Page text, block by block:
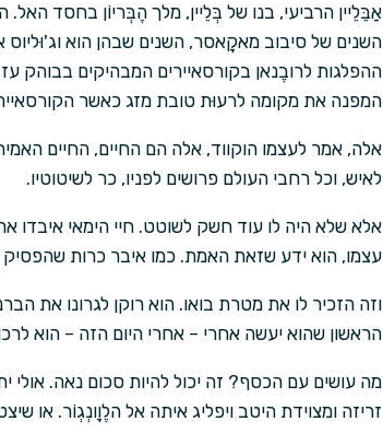
אַבֵּלֵיין הרביעי, בנו של בְּלֵיין, מלך הֶבְּריוֹן בחסד
השנים של סיבוב מאקָאסר, השנים שבהן הוא
ההפלגות לרובֶנאן בקורסאיירים המבהיקים בבוהק
המפנה את מקומה לרעוּת טובת מזג כאשר
אלה, אמר לעצמו הוקווד, אלה הם החיים, החיים
לאיש, וכל רחבי העולם פרושים לפניו, כר לשיטוטיו.
אלא שלא היה לו עוד חשק לשוטט. חיי הימאי איבדו
עצמו, הוא ידע שזאת האמת. כמו איבר כרות שהפסיק
וזה הזכיר לו את מטרת בואו. הוא רוקן לגרונו את
הראשון שהוא יעשה אחרי – אחרי היום הזה – הוא
מה עושים עם הכסף? זה יכול להיות סכום נאה. אולי
זריזה ומצוידת היטב ויפליג איתה אל הלֶוָונְגְוֹר. או